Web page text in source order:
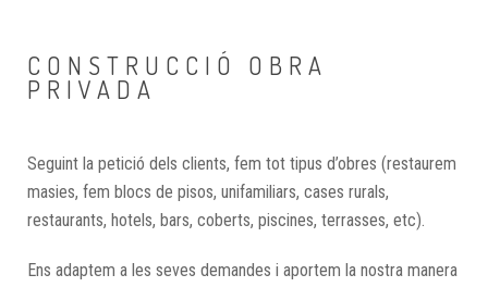
CONSTRUCCIÓ OBRA
PRIVADA
Seguint la petició dels clients, fem tot tipus d’obres (restaurem
masies, fem blocs de pisos, unifamiliars, cases rurals,
restaurants, hotels, bars, coberts, piscines, terrasses, etc).
Ens adaptem a les seves demandes i aportem la nostra manera